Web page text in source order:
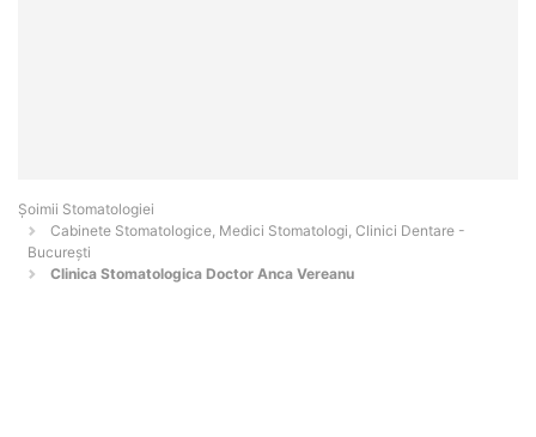
Șoimii Stomatologiei
Cabinete Stomatologice, Medici Stomatologi, Clinici Dentare -
Bucureşti
Clinica Stomatologica Doctor Anca Vereanu